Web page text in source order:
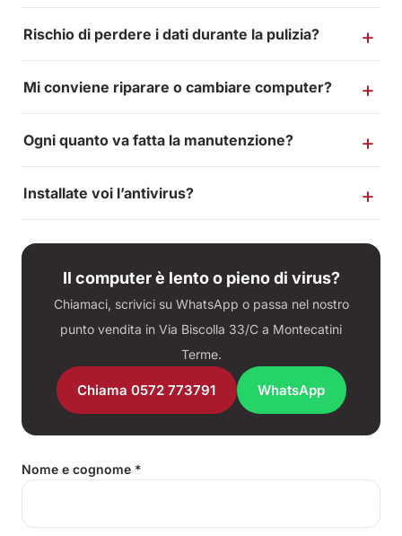
Rischio di perdere i dati durante la pulizia?
Mi conviene riparare o cambiare computer?
Ogni quanto va fatta la manutenzione?
Installate voi l’antivirus?
Il computer è lento o pieno di virus?
Chiamaci, scrivici su WhatsApp o passa nel nostro
punto vendita in Via Biscolla 33/C a Montecatini
Terme.
Chiama 0572 773791 WhatsApp
Nome e cognome *